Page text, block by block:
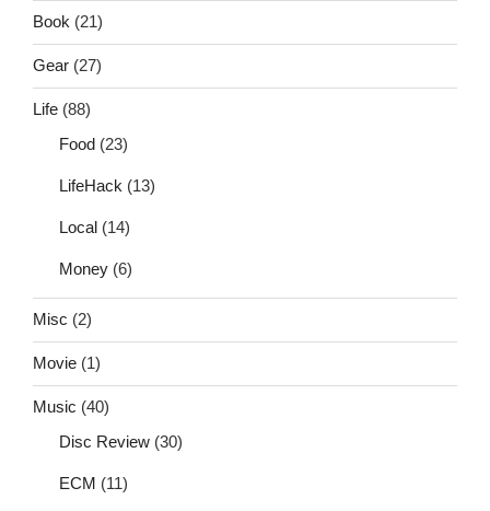
Book (21)
Gear (27)
Life (88)
Food (23)
LifeHack (13)
Local (14)
Money (6)
Misc (2)
Movie (1)
Music (40)
Disc Review (30)
ECM (11)